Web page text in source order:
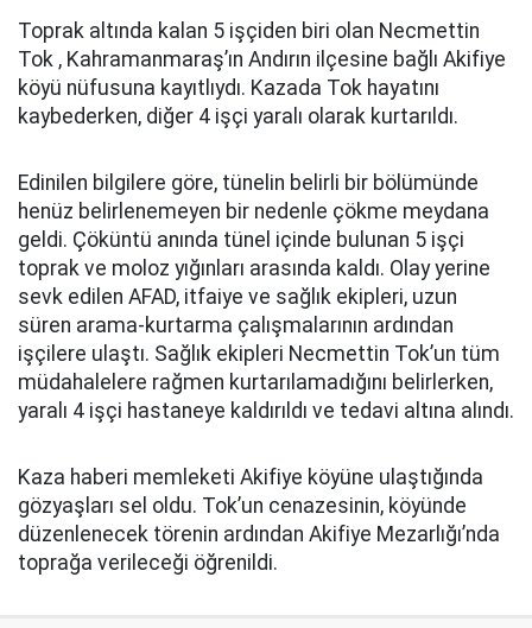
Toprak altında kalan 5 işçiden biri olan Necmettin
Tok , Kahramanmaraş’ın Andırın ilçesine bağlı Akifiye
köyü nüfusuna kayıtlıydı. Kazada Tok hayatını
kaybederken, diğer 4 işçi yaralı olarak kurtarıldı.
Edinilen bilgilere göre, tünelin belirli bir bölümünde
henüz belirlenemeyen bir nedenle çökme meydana
geldi. Çöküntü anında tünel içinde bulunan 5 işçi
toprak ve moloz yığınları arasında kaldı. Olay yerine
sevk edilen AFAD, itfaiye ve sağlık ekipleri, uzun
süren arama-kurtarma çalışmalarının ardından
işçilere ulaştı. Sağlık ekipleri Necmettin Tok’un tüm
müdahalelere rağmen kurtarılamadığını belirlerken,
yaralı 4 işçi hastaneye kaldırıldı ve tedavi altına alındı.
Kaza haberi memleketi Akifiye köyüne ulaştığında
gözyaşları sel oldu. Tok’un cenazesinin, köyünde
düzenlenecek törenin ardından Akifiye Mezarlığı’nda
toprağa verileceği öğrenildi.